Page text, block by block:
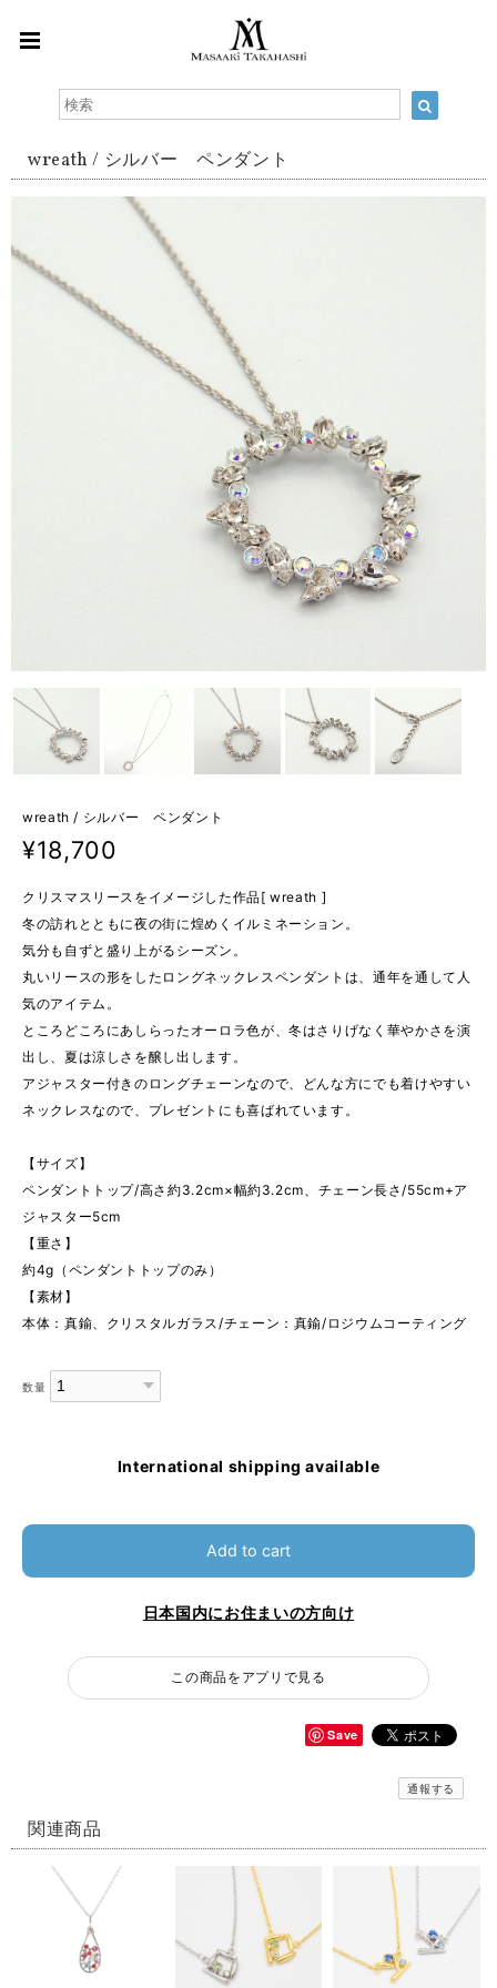
wreath / シルバー ペンダント
wreath / シルバー ペンダント
¥18,700
クリスマスリースをイメージした作品[ wreath ]
冬の訪れとともに夜の街に煌めくイルミネーション。
気分も自ずと盛り上がるシーズン。
丸いリースの形をしたロングネックレスペンダントは、通年を通して人
気のアイテム。
ところどころにあしらったオーロラ色が、冬はさりげなく華やかさを演
出し、夏は涼しさを醸し出します。
アジャスター付きのロングチェーンなので、どんな方にでも着けやすい
ネックレスなので、プレゼントにも喜ばれています。
【サイズ】
ペンダントトップ/高さ約3.2cm×幅約3.2cm、チェーン長さ/55cm+ア
ジャスター5cm
【重さ】
約4g（ペンダントトップのみ）
【素材】
本体：真鍮、クリスタルガラス/チェーン：真鍮/ロジウムコーティング
数量
International shipping available
Add to cart
日本国内にお住まいの方向け
この商品をアプリで見る
Save
通報する
関連商品